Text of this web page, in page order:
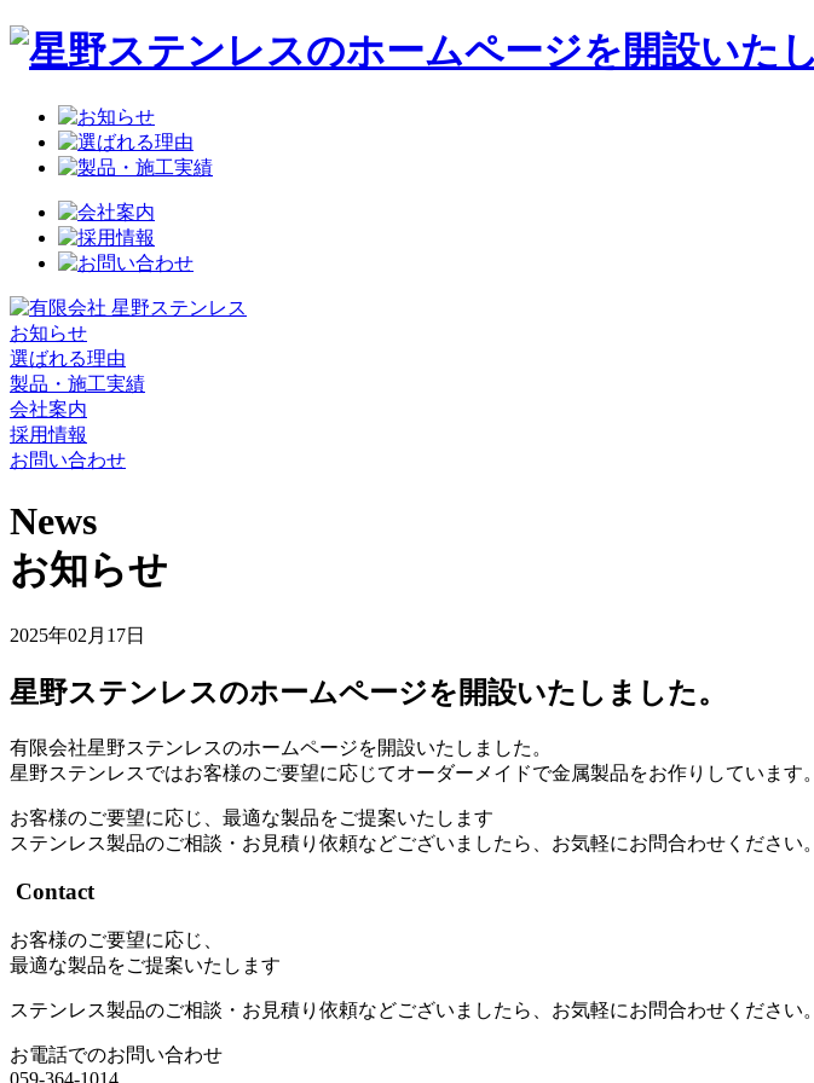
お知らせ
選ばれる理由
製品・施工実績
会社案内
採用情報
お問い合わせ
News
お知らせ
2025年02月17日
星野ステンレスのホームページを開設いたしました。
有限会社星野ステンレスのホームページを開設いたしました。
星野ステンレスではお客様のご要望に応じてオーダーメイドで金属製品をお作りしています。
お客様のご要望に応じ、最適な製品をご提案いたします
ステンレス製品のご相談・お見積り依頼などございましたら、お気軽にお問合わせください。
Contact
お客様のご要望に応じ、
最適な製品をご提案いたします
ステンレス製品のご相談・お見積り依頼などございましたら、お気軽にお問合わせください。
お電話でのお問い合わせ
059-364-1014